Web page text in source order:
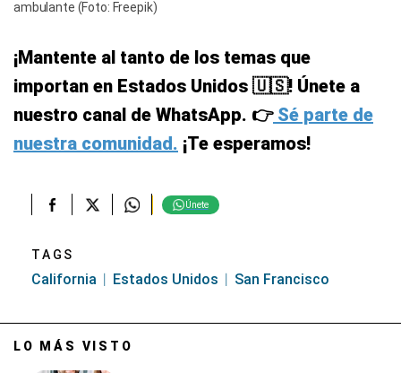
ambulante (Foto: Freepik)
¡Mantente al tanto de los temas que
importan en Estados Unidos 🇺🇸! Únete a
nuestro canal de WhatsApp. 👉Sé parte de
nuestra comunidad. ¡Te esperamos!
Únete
TAGS
California Estados Unidos San Francisco
LO MÁS VISTO